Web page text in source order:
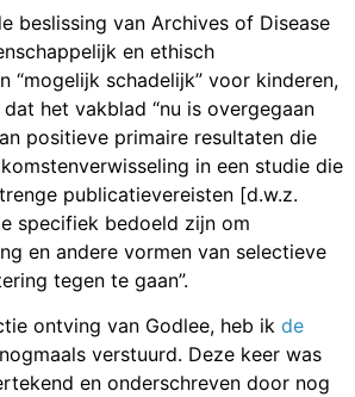
beslissing van Archives of Disease
en ethisch
“mogelijk schadelijk” voor kinderen,
het vakblad “nu is overgegaan
positieve primaire resultaten die
in een studie die
publicatievereisten [d.w.z.
specifiek bedoeld zijn om
en andere vormen van selectieve
tegen te gaan”.
ontving van Godlee, heb ik de
nogmaals verstuurd. Deze keer was
en onderschreven door nog